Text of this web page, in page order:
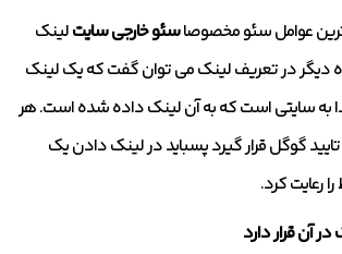
عوامل سئو مخصوصاسئو خارجی سایتلینک
دیگر در تعریف لینک می توان گفت که یک لینک
به سایتی است که به آن لینک داده شده است. هر
گوگل قرار گیرد پسباید در لینک دادن یک
رعایت کرد.
آن قرار دارد